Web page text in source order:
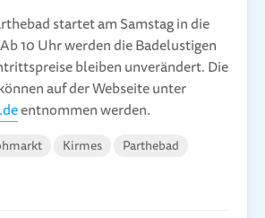
startet am Samstag in die
10 Uhr werden die Badelustigen
bleiben unverändert. Die
auf der Webseite unter
entnommen werden.
Kirmes Parthebad